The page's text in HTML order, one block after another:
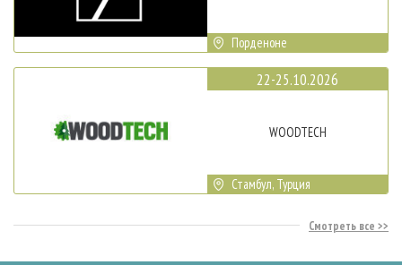
Порденоне
22-25.10.2026
WOODTECH
Стамбул, Турция
Смотреть все